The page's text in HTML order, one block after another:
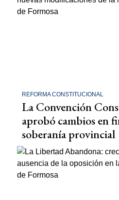
REFORMA CONSTITUCIONAL
La Convención
aprobó cambios en
soberanía provincial